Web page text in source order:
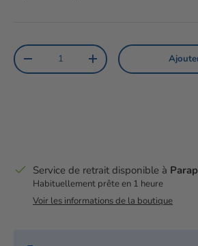
Qté
Diminuer la quantitéAugmenter la quantité
Service de retrait disponible à
Habituellement prête en 1 heure
Voir les informations de la boutique